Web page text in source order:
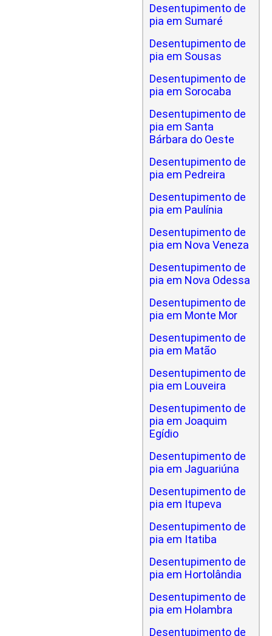
Desentupimento de
pia em Sumaré
Desentupimento de
pia em Sousas
Desentupimento de
pia em Sorocaba
Desentupimento de
pia em Santa
Bárbara do Oeste
Desentupimento de
pia em Pedreira
Desentupimento de
pia em Paulínia
Desentupimento de
pia em Nova Veneza
Desentupimento de
pia em Nova Odessa
Desentupimento de
pia em Monte Mor
Desentupimento de
pia em Matão
Desentupimento de
pia em Louveira
Desentupimento de
pia em Joaquim
Egídio
Desentupimento de
pia em Jaguariúna
Desentupimento de
pia em Itupeva
Desentupimento de
pia em Itatiba
Desentupimento de
pia em Hortolândia
Desentupimento de
pia em Holambra
Desentupimento de